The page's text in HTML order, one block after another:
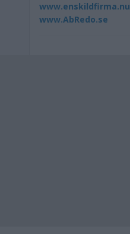
www.enskildfirma.nu
www.AbRedo.se